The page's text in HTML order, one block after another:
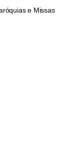
e Missas